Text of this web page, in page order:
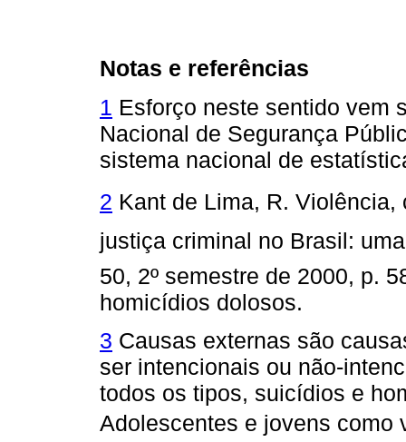
Notas e referências
1 Esforço neste sentido vem
Nacional de Segurança
sistema nacional de
2 Kant de Lima, R.
justiça criminal no Brasil:
50, 2º semestre de 2000,
homicídios dolosos.
3 Causas externas são
ser intencionais ou não-
todos os tipos, suicídios e
Adolescentes e jovens como